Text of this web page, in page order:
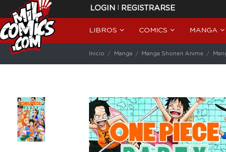
LOGIN | REGISTRARSE
LIBROS COMICS MANGA
Inicio Manga Manga Shonen Anime